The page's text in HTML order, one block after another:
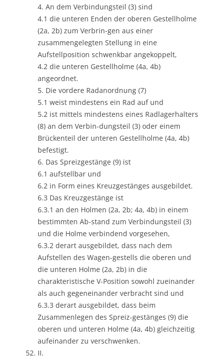
4. An dem Verbindungsteil (3) sind
4.1 die unteren Enden der oberen Gestellholme
(2a, 2b) zum Verbrin-gen aus einer
zusammengelegten Stellung in eine
Aufstellposition schwenkbar angekoppelt,
4.2 die unteren Gestellholme (4a, 4b)
angeordnet.
5. Die vordere Radanordnung (7)
5.1 weist mindestens ein Rad auf und
5.2 ist mittels mindestens eines Radlagerhalters
(8) an dem Verbin-dungsteil (3) oder einem
Brückenteil der unteren Gestellholme (4a, 4b)
befestigt.
6. Das Spreizgestänge (9) ist
6.1 aufstellbar und
6.2 in Form eines Kreuzgestänges ausgebildet.
6.3 Das Kreuzgestänge ist
6.3.1 an den Holmen (2a, 2b; 4a, 4b) in einem
bestimmten Ab-stand zum Verbindungsteil (3)
und die Holme verbindend vorgesehen,
6.3.2 derart ausgebildet, dass nach dem
Aufstellen des Wagen-gestells die oberen und
die unteren Holme (2a, 2b) in die
charakteristische V-Position sowohl zueinander
als auch gegeneinander verbracht sind und
6.3.3 derart ausgebildet, dass beim
Zusammenlegen des Spreiz-gestänges (9) die
oberen und unteren Holme (4a, 4b) gleichzeitig
aufeinander zu verschwenken.
II.